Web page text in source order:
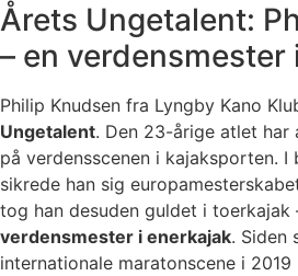
Årets Ungetalent:
– en verdensmester
Philip Knudsen fra Lyngby Kano
Ungetalent. Den 23-årige atlet har
på verdensscenen i kajaksporten.
sikrede han sig
tog han desuden guldet i toerkajak
verdensmester i enerkajak. Siden
internationale maratonscene i